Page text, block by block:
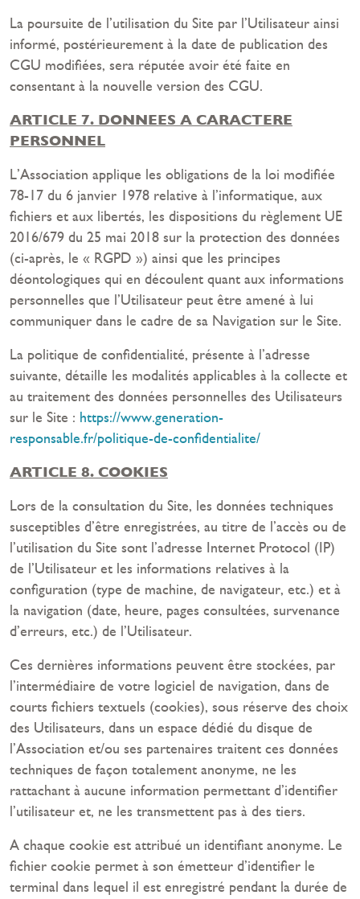
La poursuite de l’utilisation du Site par l’Utilisateur ainsi
informé, postérieurement à la date de publication des
CGU modifiées, sera réputée avoir été faite en
consentant à la nouvelle version des CGU.
ARTICLE 7. DONNEES A CARACTERE
PERSONNEL
L’Association applique les obligations de la loi modifiée
78-17 du 6 janvier 1978 relative à l’informatique, aux
fichiers et aux libertés, les dispositions du règlement UE
2016/679 du 25 mai 2018 sur la protection des données
(ci-après, le « RGPD ») ainsi que les principes
déontologiques qui en découlent quant aux informations
personnelles que l’Utilisateur peut être amené à lui
communiquer dans le cadre de sa Navigation sur le Site.
La politique de confidentialité, présente à l’adresse
suivante, détaille les modalités applicables à la collecte et
au traitement des données personnelles des Utilisateurs
sur le Site : https://www.generation-
responsable.fr/politique-de-confidentialite/
ARTICLE 8. COOKIES
Lors de la consultation du Site, les données techniques
susceptibles d’être enregistrées, au titre de l’accès ou de
l’utilisation du Site sont l’adresse Internet Protocol (IP)
de l’Utilisateur et les informations relatives à la
configuration (type de machine, de navigateur, etc.) et à
la navigation (date, heure, pages consultées, survenance
d’erreurs, etc.) de l’Utilisateur.
Ces dernières informations peuvent être stockées, par
l’intermédiaire de votre logiciel de navigation, dans de
courts fichiers textuels (cookies), sous réserve des choix
des Utilisateurs, dans un espace dédié du disque de
l’Association et/ou ses partenaires traitent ces données
techniques de façon totalement anonyme, ne les
rattachant à aucune information permettant d’identifier
l’utilisateur et, ne les transmettent pas à des tiers.
A chaque cookie est attribué un identifiant anonyme. Le
fichier cookie permet à son émetteur d’identifier le
terminal dans lequel il est enregistré pendant la durée de